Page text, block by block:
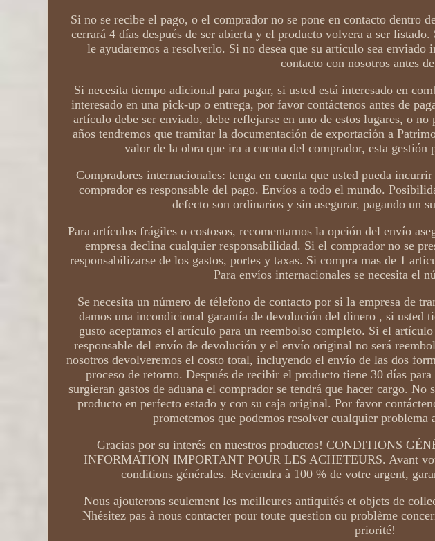
Si no se recibe el pago, o el comprador no se pone en contacto dentro
cerrará 4 días después de ser abierta y el producto volvera a ser
le ayudaremos a resolverlo. Si no desea que su artículo sea enviado
contacto con nosotros antes
Si necesita tiempo adicional para pagar, si usted está interesado en
interesado en una pick-up o entrega, por favor contáctenos antes de
artículo debe ser enviado, debe reflejarse en uno de estos lugares, o
años tendremos que tramitar la documentación de exportación a
valor de la obra que ira a cuenta del comprador, esta gestión
Compradores internacionales: tenga en cuenta que usted pueda
comprador es responsable del pago. Envíos a todo el mundo.
defecto son ordinarios y sin asegurar, pagando un
Para artículos frágiles o costosos, recomentamos la opción del envío
empresa declina cualquier responsabilidad. Si el comprador no se
responsabilizarse de los gastos, portes y taxas. Si compra mas de 1
Para envíos internacionales se necesita el
Se necesita un número de télefono de contacto por si la empresa de
damos una incondicional garantía de devolución del dinero , si usted
gusto aceptamos el artículo para un reembolso completo. Si el
responsable del envío de devolución y el envío original no será
nosotros devolveremos el costo total, incluyendo el envío de las dos
proceso de retorno. Después de recibir el producto tiene 30 días
surgieran gastos de aduana el comprador se tendrá que hacer cargo.
producto en perfecto estado y con su caja original. Por favor
prometemos que podemos resolver cualquier problema
Gracias por su interés en nuestros productos! CONDITIONS
INFORMATION IMPORTANT POUR LES ACHETEURS. Avant
conditions générales. Reviendra à 100 % de votre argent,
Nous ajouterons seulement les meilleures antiquités et objets de
Nhésitez pas à nous contacter pour toute question ou problème
priorité!